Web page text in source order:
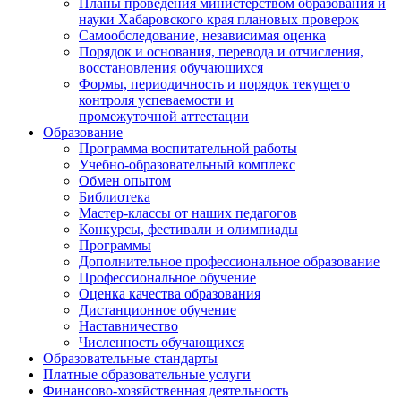
науки Хабаровского края плановых проверок
Самообследование, независимая оценка
Порядок и основания, перевода и отчисления,
восстановления обучающихся
Формы, периодичность и порядок текущего
контроля успеваемости и
промежуточной аттестации
Образование
Программа воспитательной работы
Учебно-образовательный комплекс
Обмен опытом
Библиотека
Мастер-классы от наших педагогов
Конкурсы, фестивали и олимпиады
Программы
Дополнительное профессиональное образование
Профессиональное обучение
Оценка качества образования
Дистанционное обучение
Наставничество
Численность обучающихся
Образовательные стандарты
Платные образовательные услуги
Финансово-хозяйственная деятельность